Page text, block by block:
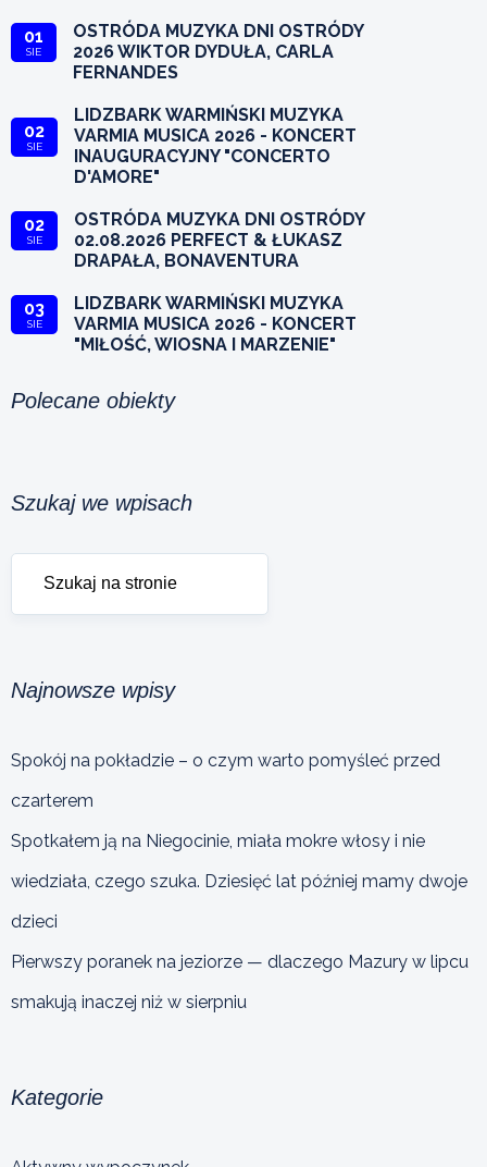
01
SIE
OSTRÓDA MUZYKA DNI OSTRÓDY
2026 WIKTOR DYDUŁA, CARLA
FERNANDES
02
SIE
LIDZBARK WARMIŃSKI MUZYKA
VARMIA MUSICA 2026 - KONCERT
INAUGURACYJNY "CONCERTO
D'AMORE"
02
SIE
OSTRÓDA MUZYKA DNI OSTRÓDY
02.08.2026 PERFECT & ŁUKASZ
DRAPAŁA, BONAVENTURA
03
SIE
LIDZBARK WARMIŃSKI MUZYKA
VARMIA MUSICA 2026 - KONCERT
"MIŁOŚĆ, WIOSNA I MARZENIE"
Polecane obiekty
Szukaj we wpisach
Najnowsze wpisy
Spokój na pokładzie – o czym warto pomyśleć przed
czarterem
Spotkałem ją na Niegocinie, miała mokre włosy i nie
wiedziała, czego szuka. Dziesięć lat później mamy dwoje
dzieci
Pierwszy poranek na jeziorze — dlaczego Mazury w lipcu
smakują inaczej niż w sierpniu
Kategorie